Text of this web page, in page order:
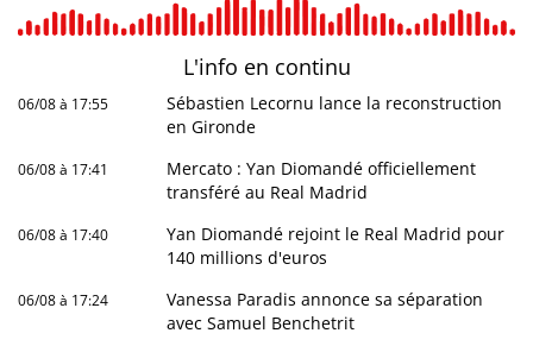
L'info en continu
06/08 à 17:55
Sébastien Lecornu lance la reconstruction
en Gironde
06/08 à 17:41
Mercato : Yan Diomandé officiellement
transféré au Real Madrid
06/08 à 17:40
Yan Diomandé rejoint le Real Madrid pour
140 millions d'euros
06/08 à 17:24
Vanessa Paradis annonce sa séparation
avec Samuel Benchetrit